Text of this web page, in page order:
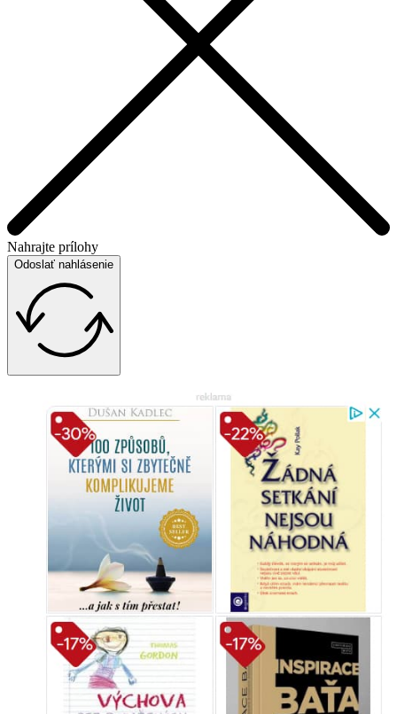
Nahrajte prílohy
Odoslať nahlásenie